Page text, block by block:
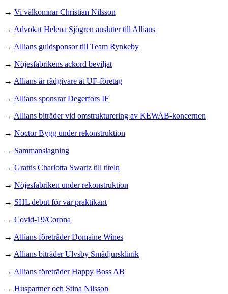
→ Vi välkomnar Christian Nilsson
→ Advokat Helena Sjögren ansluter till Allians
→ Allians guldsponsor till Team Rynkeby
→ Nöjesfabrikens ackord beviljat
→ Allians är rådgivare åt UF-företag
→ Allians sponsrar Degerfors IF
→ Allians biträder vid omstrukturering av KEWAB-koncernen
→ Noctor Bygg under rekonstruktion
→ Sammanslagning
→ Grattis Charlotta Swartz till titeln
→ Nöjesfabriken under rekonstruktion
→ SHL debut för vår praktikant
→ Covid-19/Corona
→ Allians företräder Domaine Wines
→ Allians biträder Ulvsby Smådjursklinik
→ Allians företräder Happy Boss AB
→ Huspartner och Stina Nilsson